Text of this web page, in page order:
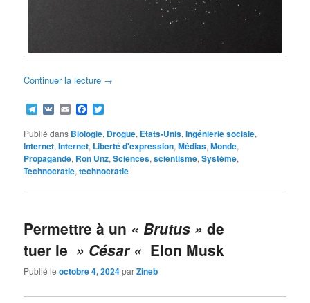
Continuer la lecture →
Telegram
VK EmailFacebook
Publié dans Biologie, Drogue, Etats-Unis,Ingénierie sociale,
Internet,Internet, Liberté d'expression,Médias,Monde,
Propagande, Ron Unz,Sciences,scientisme,Système,
Technocratie,technocratie
Permettre à un « Brutus » de
tuer le » César « Elon Musk
Publié leoctobre 4, 2024parZineb